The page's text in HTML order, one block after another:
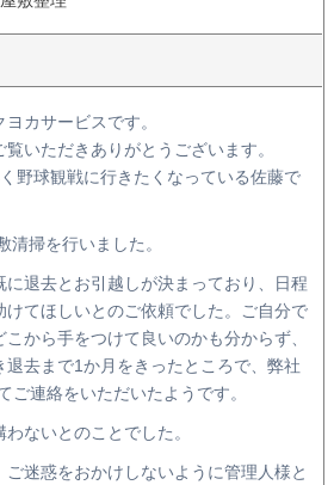
カサービスです。
いただきありがとうございます。
野球観戦に行きたくなっている佐藤で
清掃を行いました。
に退去とお引越しが決まっており、日程
けてほしいとのご依頼でした。ご自分で
から手をつけて良いのかも分からず、
退去まで1か月をきったところで、弊社
ご連絡をいただいたようです。
ないとのことでした。
迷惑をおかけしないように管理人様と